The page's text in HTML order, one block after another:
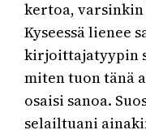
kertoa, varsinkin
Kyseessä lienee
kirjoittajatyypin
miten tuon tänä
osaisi sanoa.
selailtuani